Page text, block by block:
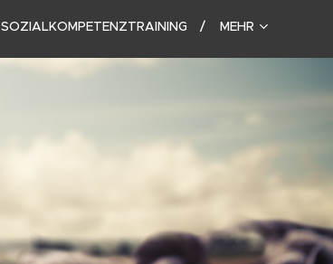
SOZIALKOMPETENZTRAINING MEHR